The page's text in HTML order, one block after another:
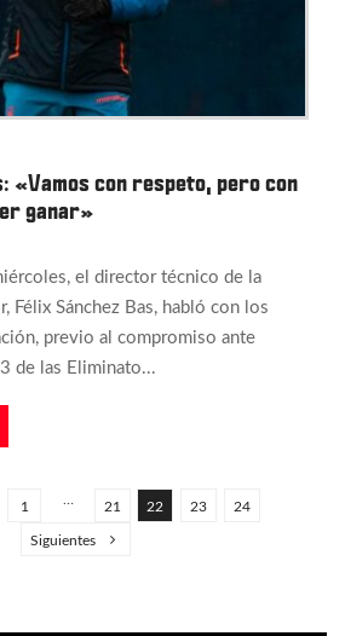
«Vamos con respeto, pero con
ganar»
el director técnico de la
Félix Sánchez Bas, habló con los
previo al compromiso ante
de las Eliminato...
1 21 22 23 24
Siguientes